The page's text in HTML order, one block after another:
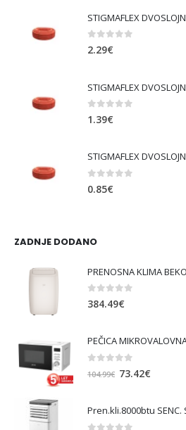
0 out of 5
2.29€
0 out of 5
1.39€
0 out of 5
0.85€
ZADNJE DODANO
PRENOSNA KLIMA
0 out of 5
384.49€
104.99€ Izvirna
73.42€
Pren.kli.8000btu SENC.